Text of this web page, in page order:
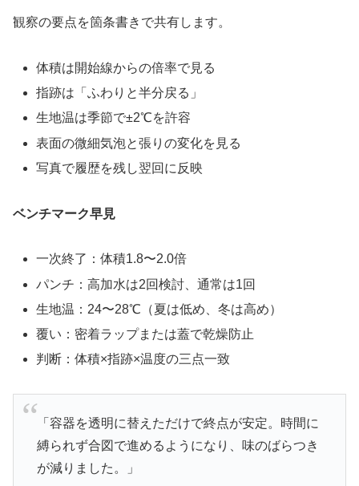
観察の要点を箇条書きで共有します。
体積は開始線からの倍率で見る
指跡は「ふわりと半分戻る」
生地温は季節で±2℃を許容
表面の微細気泡と張りの変化を見る
写真で履歴を残し翌回に反映
ベンチマーク早見
一次終了：体積1.8〜2.0倍
パンチ：高加水は2回検討、通常は1回
生地温：24〜28℃（夏は低め、冬は高め）
覆い：密着ラップまたは蓋で乾燥防止
判断：体積×指跡×温度の三点一致
「容器を透明に替えただけで終点が安定。時間に
縛られず合図で進めるようになり、味のばらつき
が減りました。」